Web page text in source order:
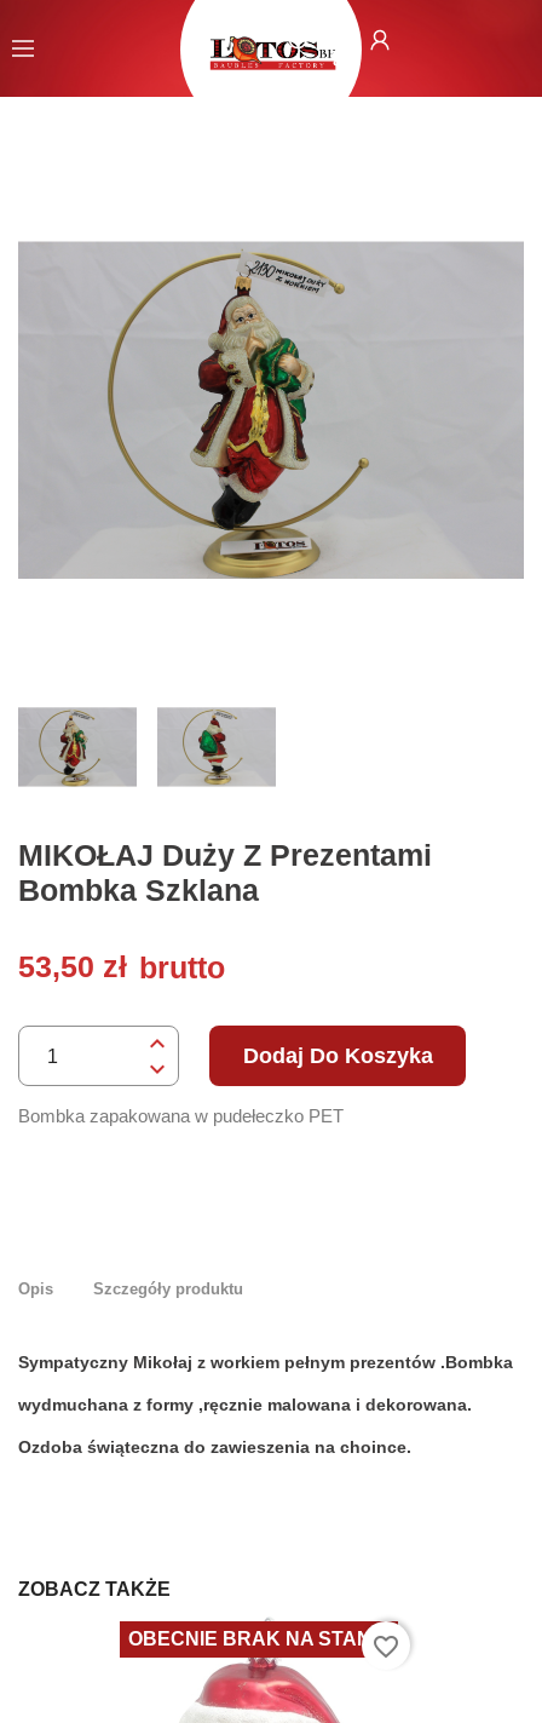
MIKOŁAJ Duży Z Prezentami
Bombka Szklana
53,50 zł brutto
Bombka zapakowana w pudełeczko PET
Dodaj Do Koszyka
Opis Szczegóły produktu
Sympatyczny Mikołaj z workiem pełnym prezentów .Bombka
wydmuchana z formy ,ręcznie malowana i dekorowana.
Ozdoba świąteczna do zawieszenia na choince.
ZOBACZ TAKŻE
OBECNIE BRAK NA STANIE
favorite_border